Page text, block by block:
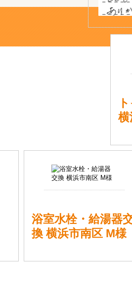
横
浴室水栓・給湯器
換 横浜市南区 M様